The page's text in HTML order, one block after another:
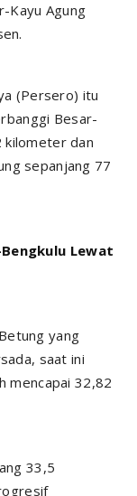
Kayu Agung
(Persero) itu
Besar-
kilometer dan
sepanjang 77
Lewat
yang
saat ini
mencapai 32,82
33,5